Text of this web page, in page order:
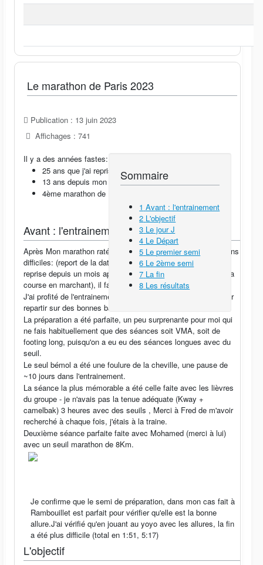
Le marathon de Paris 2023
Publication : 13 juin 2023
Affichages : 741
Sommaire
1 Avant : l'entrainement
2 L'objectif
3 Le jour J
4 Le Départ
5 Le premier semi
6 Le 2ème semi
7 La fin
8 Les résultats
Il y a des années fastes:
25 ans que j'ai repris la course à pieds
13 ans depuis mon meilleur
Marathon de Paris 2010
4ème marathon de
Avant : l'entrainement
Après Mon marathon raté de 2021 effectué dans des conditions
difficiles: (report de la date initiale d'avril 2020 suite au Covid,
reprise depuis un mois après une fracture de l'épaule, fin de la
course en marchant), il fallait que je répare cet échec.
J'ai profité de l'entrainement du club et de la super coach pour
repartir sur des bonnes bases.
La préparation a été parfaite, un peu surprenante pour moi qui
ne fais habituellement que des séances soit VMA, soit de
footing long, puisqu'on a eu eu des séances longues avec du
seuil.
Le seul bémol a été une foulure de la cheville, une pause de
~10 jours dans l'entrainement.
La séance la plus mémorable a été celle faite avec les lièvres
du groupe - je n'avais pas la tenue adéquate (Kway +
camelbak) 3 heures avec des seuils , Merci à Fred de m'avoir
recherché à chaque fois, j'étais à la traine.
Deuxième séance parfaite faite avec Mohamed (merci à lui)
avec un seuil marathon de 8Km.
Je confirme que le semi de préparation, dans mon cas fait à
Rambouillet est parfait pour vérifier qu'elle est la bonne
allure.J'ai vérifié qu'en jouant au yoyo avec les allures, la fin
a été plus difficile (total en 1:51, 5:17)
L'objectif